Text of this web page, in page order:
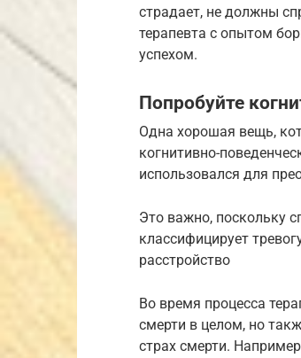
страдает, не должны
терапевта с опытом
успехом.
Попробуйте
Одна хорошая вещь,
когнитивно-
использовался для
Это важно, поскольку
классифицирует
расстройство
Во время процесса
смерти в целом, но
страх смерти.